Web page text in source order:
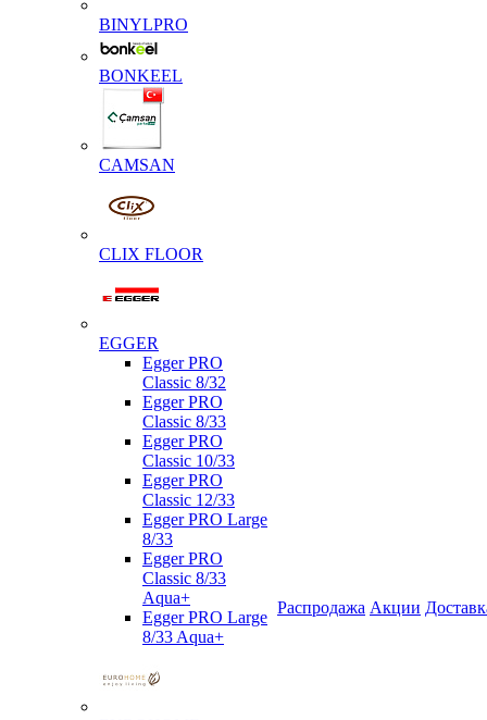
BINYLPRO
BONKEEL
CAMSAN
CLIX FLOOR
EGGER
Egger PRO
Classic 8/32
Egger PRO
Classic 8/33
Egger PRO
Classic 10/33
Egger PRO
Classic 12/33
Egger PRO Large
8/33
Egger PRO
Classic 8/33
Aqua+
Egger PRO Large
8/33 Aqua+
Распродажа Акции